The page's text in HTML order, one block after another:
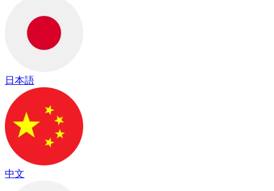
日本語
中文